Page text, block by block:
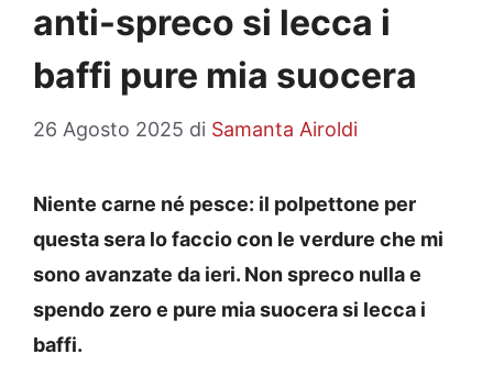
anti-spreco si lecca i
baffi pure mia suocera
26 Agosto 2025 di Samanta Airoldi
Niente carne né pesce: il polpettone per
questa sera lo faccio con le verdure che mi
sono avanzate da ieri. Non spreco nulla e
spendo zero e pure mia suocera si lecca i
baffi.